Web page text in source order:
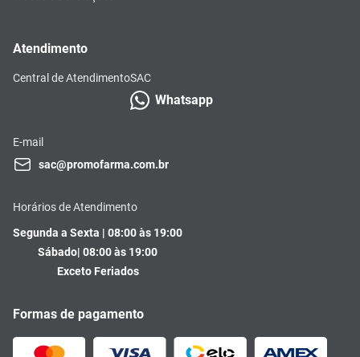
Atendimento
Central de AtendimentoSAC
Whatsapp
E-mail
sac@promofarma.com.br
Horários de Atendimento
Segunda a Sexta | 08:00 às 19:00
Sábado| 08:00 às 19:00
Exceto Feriados
Formas de pagamento